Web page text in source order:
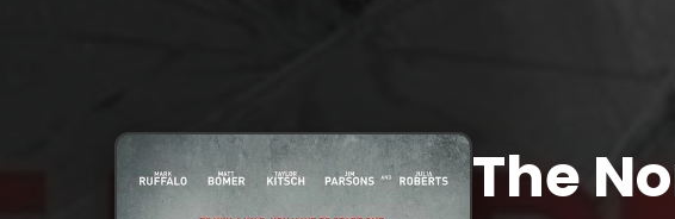
The